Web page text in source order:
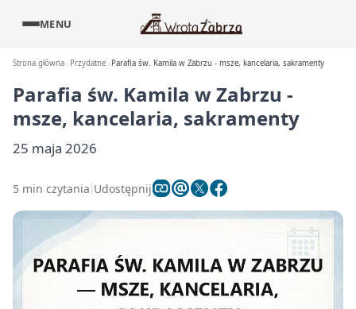
MENU
Strona główna Przydatne Parafia św. Kamila w Zabrzu - msze, kancelaria, sakramenty
Parafia św. Kamila w Zabrzu -
msze, kancelaria, sakramenty
25 maja 2026
5 min czytania Udostępnij